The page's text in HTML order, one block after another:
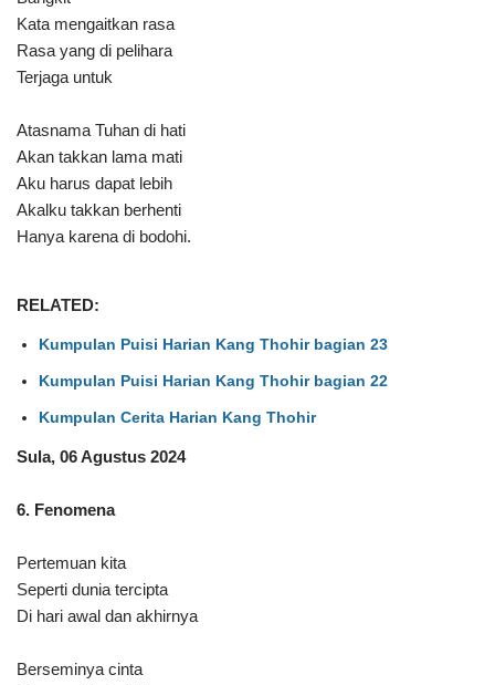
Kata mengaitkan rasa
Rasa yang di pelihara
Terjaga untuk
Atasnama Tuhan di hati
Akan takkan lama mati
Aku harus dapat lebih
Akalku takkan berhenti
Hanya karena di bodohi.
RELATED:
Kumpulan Puisi Harian Kang Thohir bagian 23
Kumpulan Puisi Harian Kang Thohir bagian 22
Kumpulan Cerita Harian Kang Thohir
Sula, 06 Agustus 2024
6. Fenomena
Pertemuan kita
Seperti dunia tercipta
Di hari awal dan akhirnya
Berseminya cinta